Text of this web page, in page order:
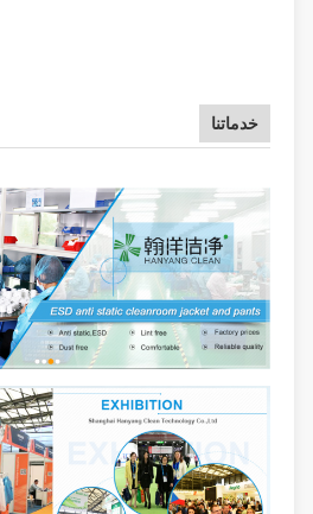
خدماتنا